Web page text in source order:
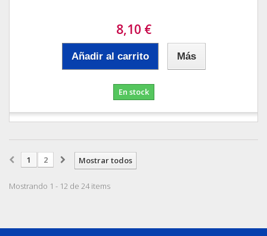
8,10 €
Añadir al carrito Más
En stock
Mostrar todos
1 2
Mostrando 1 - 12 de 24 items